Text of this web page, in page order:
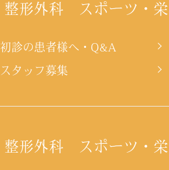
整形外科 スポーツ・栄
初診の患者様へ・Q&A
スタッフ募集
整形外科 スポーツ・栄